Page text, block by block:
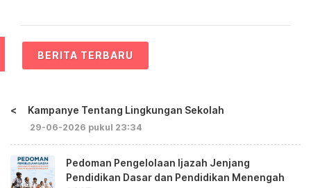
BERITA TERBARU
< Kampanye Tentang Lingkungan Sekolah
29-06-2026 pukul 23:34
Pedoman Pengelolaan Ijazah Jenjang
Pendidikan Dasar dan Pendidikan Menengah